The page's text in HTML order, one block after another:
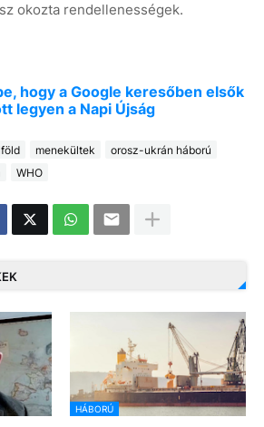
okozta rendellenességek.
hogy a Google keresőben elsők
legyen a Napi Újság
menekültek
orosz-ukrán háború
WHO
HÁBORÚ